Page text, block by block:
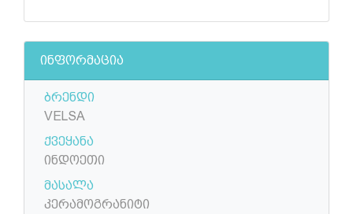
ინფორმაცია
ბრენდი
VELSA
ქვეყანა
ინდოეთი
მასალა
კერამოგრანიტი